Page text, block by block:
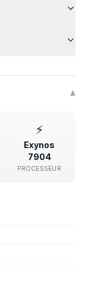
▾
⚡
Exynos
7904
PROCESSEUR